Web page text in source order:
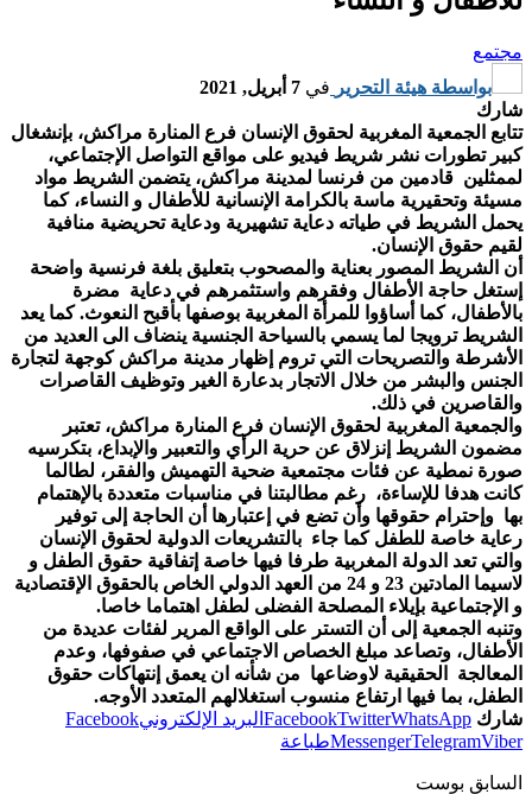
مجتمع
بواسطة هيئة التحرير في 7 أبريل, 2021
شارك
تتابع الجمعية المغربية لحقوق الإنسان فرع المنارة مراكش، بإنشغال
كبير تطورات نشر شريط فيديو على مواقع التواصل الإجتماعي،
لممثلين قادمين من فرنسا لمدينة مراكش، يتضمن الشريط مواد
مسيئة وتحقيرية ماسة بالكرامة الإنسانية للأطفال و النساء، كما
يحمل الشريط في طياته دعاية تشهيرية ودعاية تحريضية منافية
لقيم حقوق الإنسان.
أن الشريط المصور بعناية والمصحوب بتعليق بلغة فرنسية واضحة
إستغل حاجة الأطفال وفقرهم واستثمرهم في دعاية مضرة
بالأطفال، كما أساؤوا للمرأة المغربية بوصفها بأقبح النعوث. كما يعد
الشريط ترويجا لما يسمي بالسياحة الجنسية ينضاف الى العديد من
الأشرطة والتصريحات التي تروم إظهار مدينة مراكش كوجهة لتجارة
الجنس والبشر من خلال الاتجار بدعارة الغير وتوظيف القاصرات
والقاصرين في ذلك.
والجمعية المغربية لحقوق الإنسان فرع المنارة مراكش، تعتبر
مضمون الشريط إنزلاق عن حرية الرأي والتعبير والإبداع، بتكرسيه
صورة نمطية عن فئات مجتمعية ضحية التهميش والفقر، لطالما
كانت هدفا للإساءة، رغم مطالبتنا في مناسبات متعددة بالإهتمام
بها وإحترام حقوقها وأن تضع في إعتبارها أن الحاجة إلى توفير
رعاية خاصة للطفل كما جاء بالتشريعات الدولية لحقوق الإنسان
والتي تعد الدولة المغربية طرفا فيها خاصة إتفاقية حقوق الطفل و
لاسيما المادتين 23 و 24 من العهد الدولي الخاص بالحقوق الإقتصادية
و الإجتماعية بإيلاء المصلحة الفضلى لطفل اهتماما خاصا.
وتنبه الجمعية إلى أن التستر على الواقع المرير لفئات عديدة من
الأطفال، وتصاعد مبلغ الخصاص الاجتماعي في صفوفها، وعدم
المعالجة الحقيقية لاوضاعها من شأنه ان يعمق إنتهاكات حقوق
الطفل، بما فيها ارتفاع منسوب استغلالهم المتعدد الأوجه.
شارك
FacebookTwitterWhatsApp البريد الإلكترونيFacebook
MessengerTelegramViber طباعة
السابق بوست